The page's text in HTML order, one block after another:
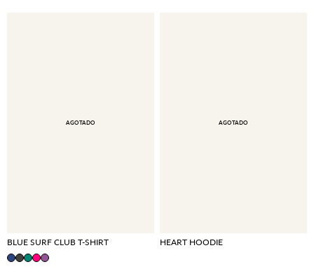
AGOTADO
BLUE SURF CLUB T-SHIRT
AGOTADO
HEART HOODIE